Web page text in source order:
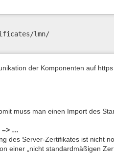
lmn/
der Komponenten auf
muss man einen Import des
–> …
des Server-Zertifikates ist nicht
einer „nicht standardmäßigen